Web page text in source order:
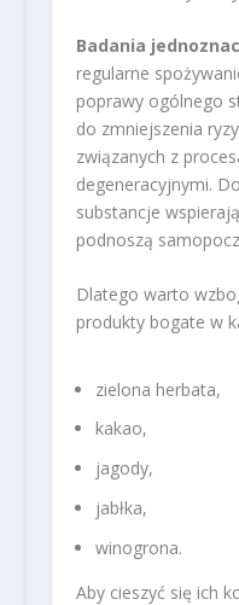
Badania
regularne
poprawy ogólnego
do zmniejszenia
związanych z
degeneracyjnymi.
substancje
podnoszą
Dlatego warto
produkty bogate w
zielona herbata,
kakao,
jagody,
jabłka,
winogrona.
Aby cieszyć się ich